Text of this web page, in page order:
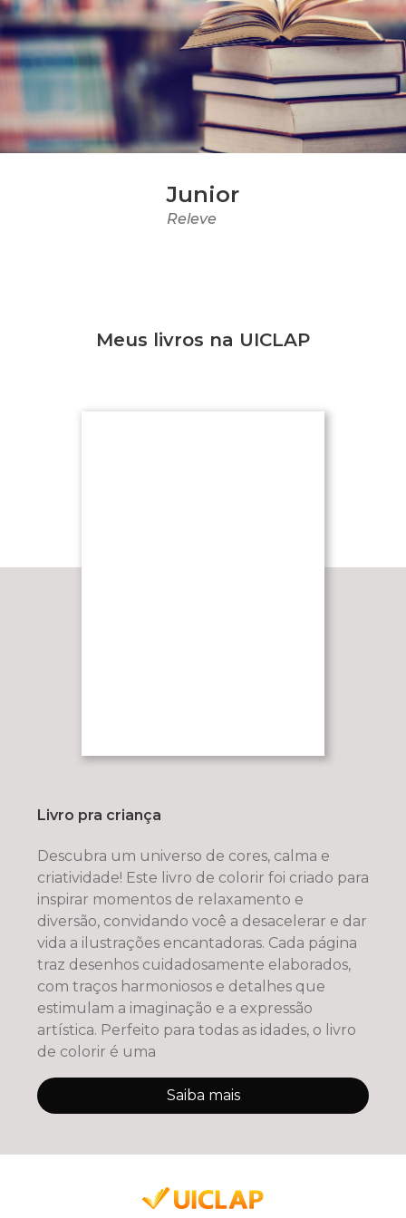
Junior
Releve
Meus livros na UICLAP
Livro pra criança
Descubra um universo de cores, calma e
criatividade! Este livro de colorir foi criado para
inspirar momentos de relaxamento e
diversão, convidando você a desacelerar e dar
vida a ilustrações encantadoras. Cada página
traz desenhos cuidadosamente elaborados,
com traços harmoniosos e detalhes que
estimulam a imaginação e a expressão
artística. Perfeito para todas as idades, o livro
de colorir é uma
Saiba mais